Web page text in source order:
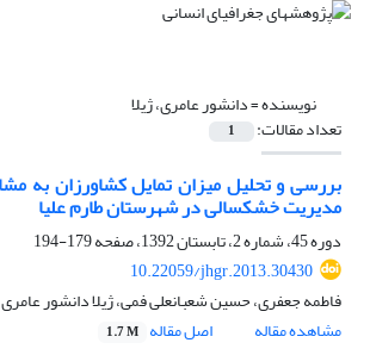
نویسنده =دانشور عامری، ژیلا
تعداد مقالات: 1
مدیریت خشکسالی در شهرستان طارم علیا
دوره 45، شماره 2، تابستان 1392، صفحه
179-194
10.22059/jhgr.2013.30430
فاطمه جعفری، حسین شعبانعلی فمی، ژیلا دانشور عامری
مشاهده مقاله
اصل مقاله 1.7 M